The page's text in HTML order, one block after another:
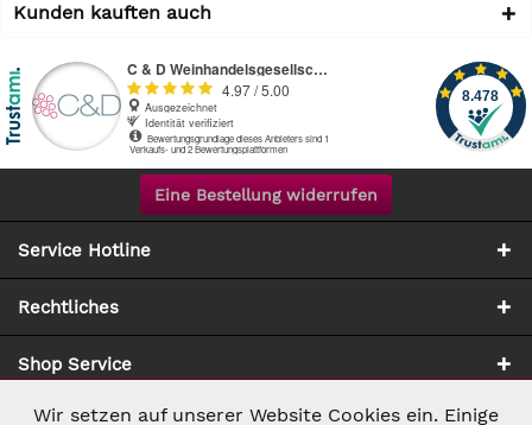
Kunden kauften auch
Eine Bestellung widerrufen
Service Hotline
Rechtliches
Shop Service
Notwendig Aktiv
Wir setzen auf unserer Website Cookies ein. Einige